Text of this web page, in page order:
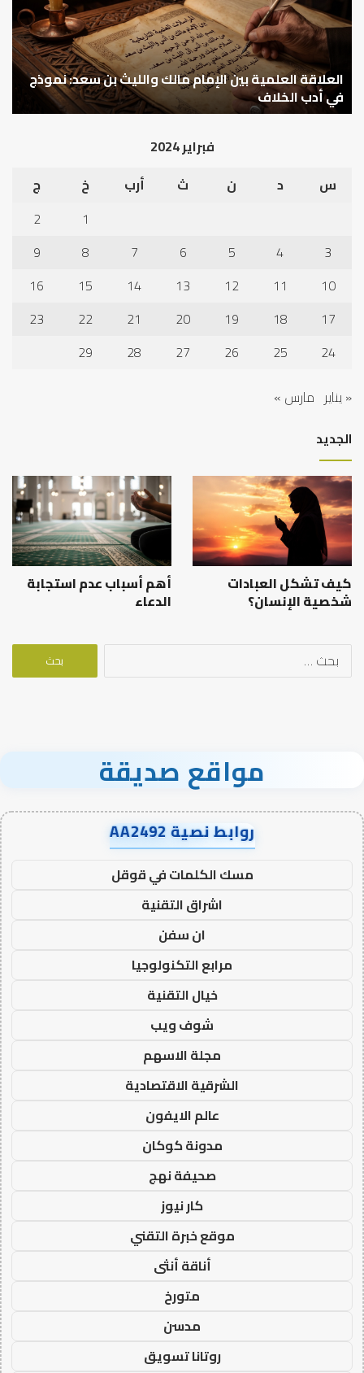
مالك
والليث
سعد:
نموذج
في
أدب
العلاقة العلمية بين الإمام مالك والليث بن سعد: نموذج
في أدب الخلاف
فبراير 2024
س
د ن ث أرب خ
ج
1
2
3
4
5
6
7
8
9
10
11
12
13
14
15
16
17
18
19
20
21
22
23
24
25
26
27
28
29
« يناير مارس »
الجديد
كيف تشكل العبادات
شخصية الإنسان؟
أهم أسباب عدم استجابة
الدعاء
البحث
مواقع صديقة
روابط نصية AA2492
مسك الكلمات في قوقل
اشراق التقنية
ان سفن
مرابع التكنولوجيا
خيال التقنية
شوف ويب
مجلة الاسهم
الشرقية الاقتصادية
عالم الايفون
مدونة كوكان
صحيفة نهج
كار نيوز
موقع خبرة التقني
أناقة أنثى
متورخ
مدسن
روتانا تسويق